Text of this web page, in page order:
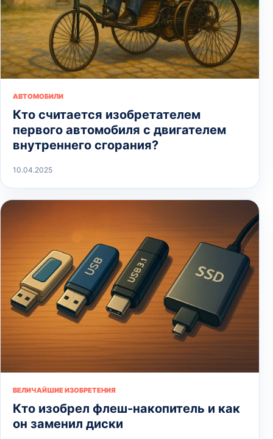
АВТОМОБИЛИ
Кто считается изобретателем
первого автомобиля с двигателем
внутреннего сгорания?
10.04.2025
ВЕЛИЧАЙШИЕ ИЗОБРЕТЕНИЯ
Кто изобрел флеш-накопитель и как
он заменил диски